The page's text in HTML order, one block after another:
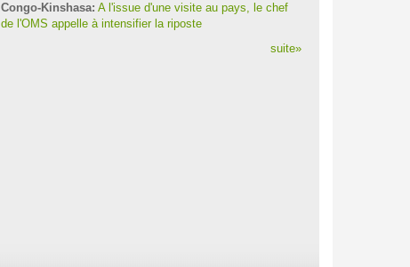
Congo-Kinshasa: A l'issue d'une visite au pays, le chef
de l'OMS appelle à intensifier la riposte
suite»